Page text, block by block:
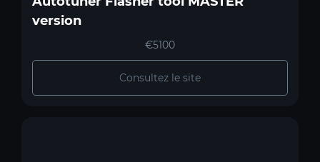
version
€5100
Consultez le site